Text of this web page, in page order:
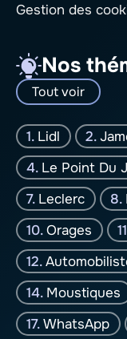
Gestion des
Nos
Tout voir
Lidl
Le Point Du
Leclerc
Orages
Moustiques
WhatsApp